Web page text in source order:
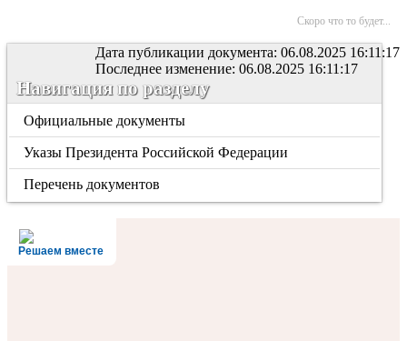
Скоро что то будет...
Дата публикации документа: 06.08.2025 16:11:17
Последнее изменение: 06.08.2025 16:11:17
Навигация по разделу
Официальные документы
Указы Президента Российской Федерации
Перечень документов
Решаем вместе